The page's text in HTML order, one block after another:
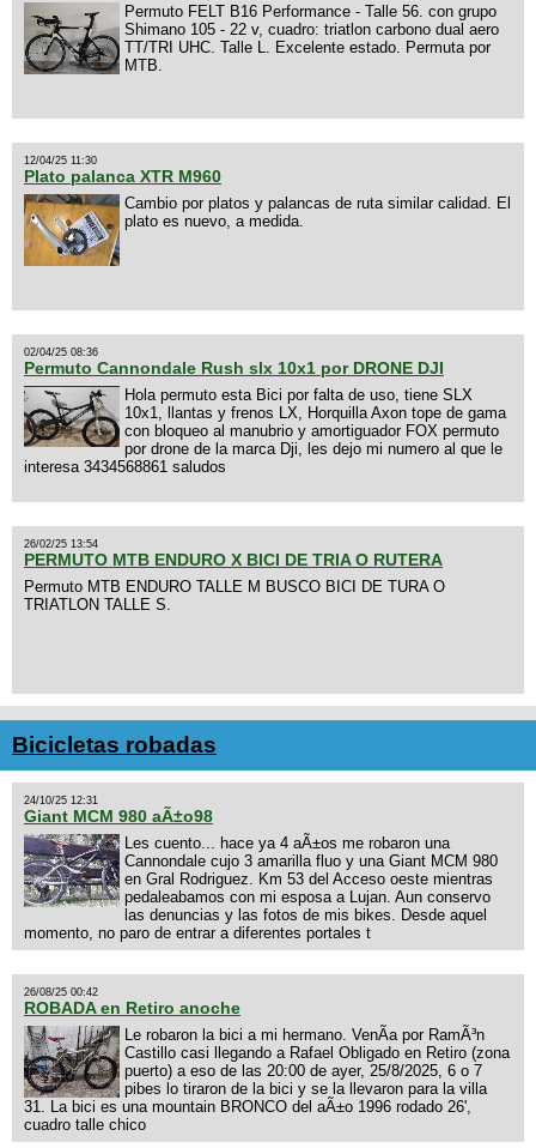
Permuto FELT B16 Performance - Talle 56. con grupo
Shimano 105 - 22 v, cuadro: triatlon carbono dual aero
TT/TRI UHC. Talle L. Excelente estado. Permuta por
MTB.
12/04/25 11:30
Plato palanca XTR M960
Cambio por platos y palancas de ruta similar calidad. El
plato es nuevo, a medida.
02/04/25 08:36
Permuto Cannondale Rush slx 10x1 por DRONE DJI
Hola permuto esta Bici por falta de uso, tiene SLX
10x1, llantas y frenos LX, Horquilla Axon tope de gama
con bloqueo al manubrio y amortiguador FOX permuto
por drone de la marca Dji, les dejo mi numero al que le
interesa 3434568861 saludos
26/02/25 13:54
PERMUTO MTB ENDURO X BICI DE TRIA O RUTERA
Permuto MTB ENDURO TALLE M BUSCO BICI DE TURA O
TRIATLON TALLE S.
Bicicletas robadas
24/10/25 12:31
Giant MCM 980 aÃ±o98
Les cuento... hace ya 4 aÃ±os me robaron una
Cannondale cujo 3 amarilla fluo y una Giant MCM 980
en Gral Rodriguez. Km 53 del Acceso oeste mientras
pedaleabamos con mi esposa a Lujan. Aun conservo
las denuncias y las fotos de mis bikes. Desde aquel
momento, no paro de entrar a diferentes portales t
26/08/25 00:42
ROBADA en Retiro anoche
Le robaron la bici a mi hermano. VenÃ­a por RamÃ³n
Castillo casi llegando a Rafael Obligado en Retiro (zona
puerto) a eso de las 20:00 de ayer, 25/8/2025, 6 o 7
pibes lo tiraron de la bici y se la llevaron para la villa
31. La bici es una mountain BRONCO del aÃ±o 1996 rodado 26',
cuadro talle chico